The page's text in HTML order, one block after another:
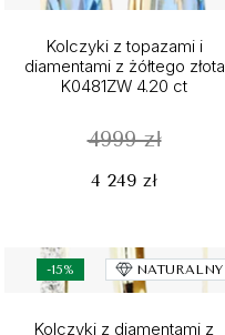
Kolczyki z topazami i
diamentami z żółtego złota
K0481ZW 4.20 ct
4999 zł
4 249 zł
-15% NATURALNY
Kolczyki z diamentami z